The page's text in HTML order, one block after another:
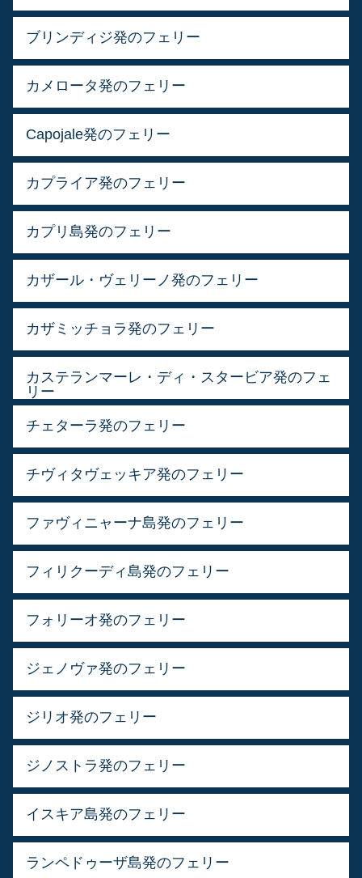
ブリンディジ発のフェリー
カメロータ発のフェリー
Capojale発のフェリー
カプライア発のフェリー
カプリ島発のフェリー
カザール・ヴェリーノ発のフェリー
カザミッチョラ発のフェリー
カステランマーレ・ディ・スタービア発のフェ
リー
チェターラ発のフェリー
チヴィタヴェッキア発のフェリー
ファヴィニャーナ島発のフェリー
フィリクーディ島発のフェリー
フォリーオ発のフェリー
ジェノヴァ発のフェリー
ジリオ発のフェリー
ジノストラ発のフェリー
イスキア島発のフェリー
ランペドゥーザ島発のフェリー